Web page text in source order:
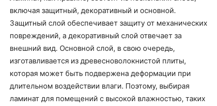
включая защитный, декоративный и основной.
Защитный слой обеспечивает защиту от механических
повреждений, а декоративный слой отвечает за
внешний вид. Основной слой, в свою очередь,
изготавливается из древесноволокнистой плиты,
которая может быть подвержена деформации при
длительном воздействии влаги. Поэтому, выбирая
ламинат для помещений с высокой влажностью, таких